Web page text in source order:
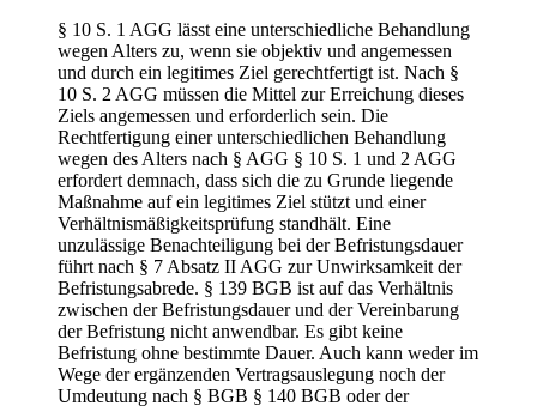
§ 10 S. 1 AGG lässt eine unterschiedliche Behandlung
wegen Alters zu, wenn sie objektiv und angemessen
und durch ein legitimes Ziel gerechtfertigt ist. Nach §
10 S. 2 AGG müssen die Mittel zur Erreichung dieses
Ziels angemessen und erforderlich sein. Die
Rechtfertigung einer unterschiedlichen Behandlung
wegen des Alters nach § AGG § 10 S. 1 und 2 AGG
erfordert demnach, dass sich die zu Grunde liegende
Maßnahme auf ein legitimes Ziel stützt und einer
Verhältnismäßigkeitsprüfung standhält. Eine
unzulässige Benachteiligung bei der Befristungsdauer
führt nach § 7 Absatz II AGG zur Unwirksamkeit der
Befristungsabrede. § 139 BGB ist auf das Verhältnis
zwischen der Befristungsdauer und der Vereinbarung
der Befristung nicht anwendbar. Es gibt keine
Befristung ohne bestimmte Dauer. Auch kann weder im
Wege der ergänzenden Vertragsauslegung noch der
Umdeutung nach § BGB § 140 BGB oder der